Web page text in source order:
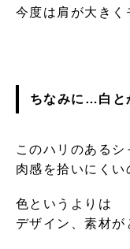
今度は肩が大きく
ちなみに…白と
このハリのあるシ
肉感を拾いにくい
色というよりは
デザイン、素材が